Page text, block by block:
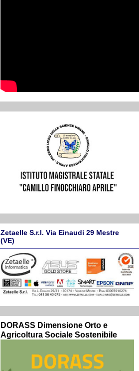
Zetaelle S.r.l. Via Einaudi 29 Mestre
(VE)
DORASS Dimensione Orto e
Agricoltura Sociale Sostenibile